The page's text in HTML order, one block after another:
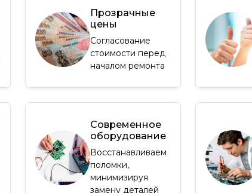
Прозрачные
цены
Согласование
стоимости перед
началом ремонта
Современное
оборудование
Восстанавливаем
поломки,
минимизируя
замену деталей